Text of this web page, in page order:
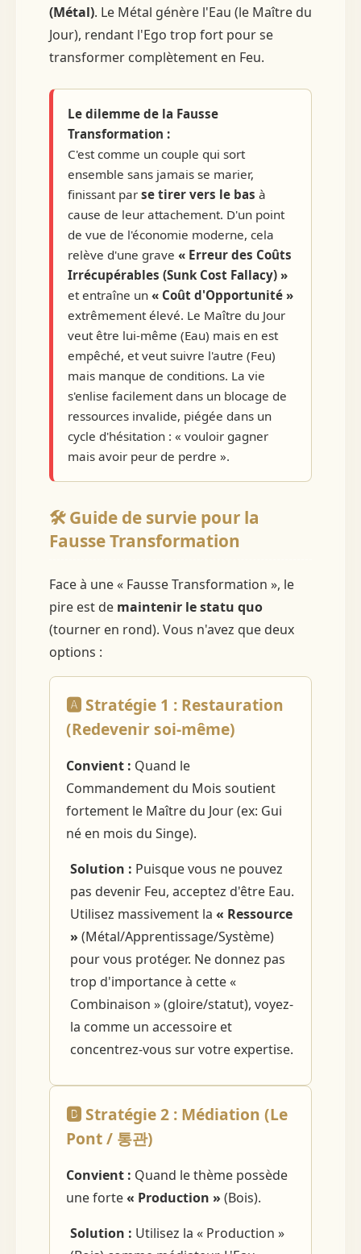
(Métal). Le Métal génère l'Eau (le Maître du
Jour), rendant l'Ego trop fort pour se
transformer complètement en Feu.
Le dilemme de la Fausse
Transformation :
C'est comme un couple qui sort
ensemble sans jamais se marier,
finissant par se tirer vers le bas à
cause de leur attachement. D'un point
de vue de l'économie moderne, cela
relève d'une grave « Erreur des Coûts
Irrécupérables (Sunk Cost Fallacy) »
et entraîne un « Coût d'Opportunité »
extrêmement élevé. Le Maître du Jour
veut être lui-même (Eau) mais en est
empêché, et veut suivre l'autre (Feu)
mais manque de conditions. La vie
s'enlise facilement dans un blocage de
ressources invalide, piégée dans un
cycle d'hésitation : « vouloir gagner
mais avoir peur de perdre ».
🛠️ Guide de survie pour la
Fausse Transformation
Face à une « Fausse Transformation », le
pire est de maintenir le statu quo
(tourner en rond). Vous n'avez que deux
options :
🅰️ Stratégie 1 : Restauration
(Redevenir soi-même)
Convient : Quand le
Commandement du Mois soutient
fortement le Maître du Jour (ex: Gui
né en mois du Singe).
Solution : Puisque vous ne pouvez
pas devenir Feu, acceptez d'être Eau.
Utilisez massivement la « Ressource
» (Métal/Apprentissage/Système)
pour vous protéger. Ne donnez pas
trop d'importance à cette «
Combinaison » (gloire/statut), voyez-
la comme un accessoire et
concentrez-vous sur votre expertise.
🅱️ Stratégie 2 : Médiation (Le
Pont / 통관)
Convient : Quand le thème possède
une forte« Production » (Bois).
Solution : Utilisez la « Production »